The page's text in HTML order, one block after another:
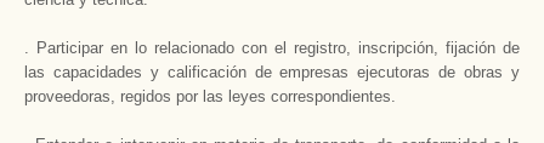
. Participar en lo relacionado con el registro, inscripción, fijación de
las capacidades y calificación de empresas ejecutoras de obras y
proveedoras, regidos por las leyes correspondientes.